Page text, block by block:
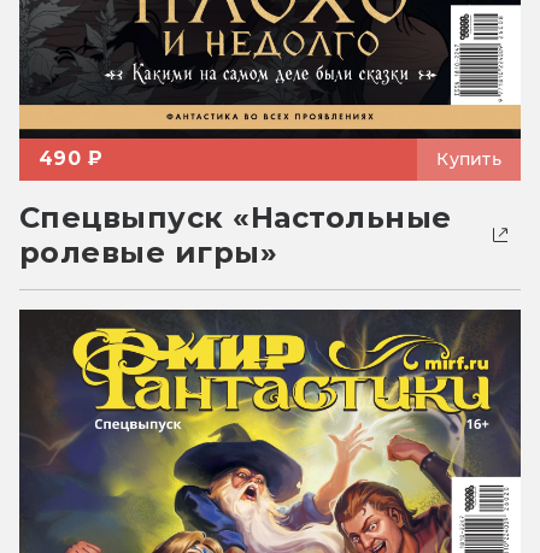
490 ₽ Купить
Спецвыпуск «Настольные
ролевые игры»